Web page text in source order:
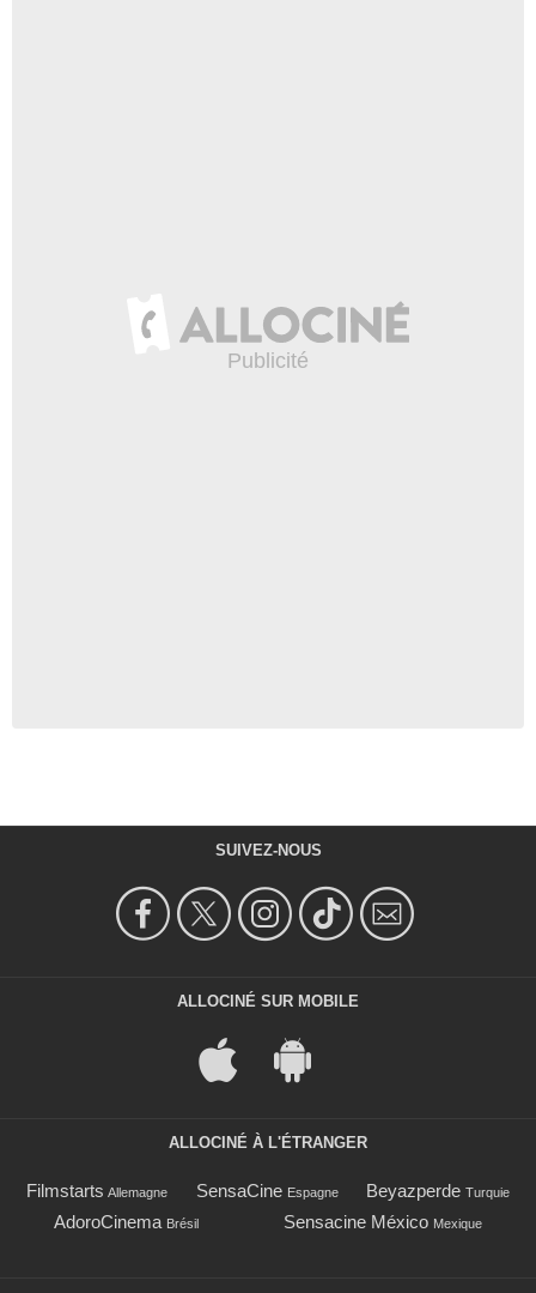
SUIVEZ-NOUS
ALLOCINÉ SUR MOBILE
ALLOCINÉ À L'ÉTRANGER
Filmstarts Allemagne SensaCine Espagne Beyazperde Turquie
AdoroCinema Brésil Sensacine México Mexique